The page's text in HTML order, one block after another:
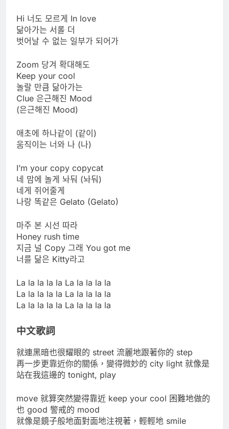
Hi 너도 모르게 In love
닮아가는 서롤 더
벗어날 수 없는 일부가 되어가
Zoom 당겨 확대해도
Keep your cool
놀랄 만큼 닮아가는
Clue 은근해진 Mood
(은근해진 Mood)
애초에 하나같이 (같이)
움직이는 너와 나 (나)
I’m your copy copycat
네 맘에 놀게 놔둬 (놔둬)
네게 쥐어줄게
나랑 똑같은 Gelato (Gelato)
마주 본 시선 따라
Honey rush time
지금 널 Copy 그래 You got me
너를 닮은 Kitty라고
La la la la la La la la la la
La la la la la La la la la la
La la la la la La la la la la
中文歌詞
就連黑暗也很耀眼的 street 流麗地跟著你的 step
再一步更靠近你的關係，變得微妙的 city light 就像是
站在我這邊的 tonight, play
move 就算突然變得靠近 keep your cool 困難地做的
也 good 警戒的 mood
就像是鏡子般地面對面地注視著，輕輕地 smile